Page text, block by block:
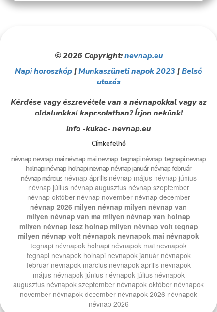
© 2026 Copyright:nevnap.eu
Napi horoszkóp|Munkaszüneti napok 2023|Belső
utazás
Kérdése vagy észrevétele van a névnapokkal vagy az
oldalunkkal kapcsolatban? Írjon nekünk!
info -kukac- nevnap.eu
Címkefelhő
névnap nevnap mai névnap mai nevnap tegnapi névnap tegnapi nevnap
holnapi névnap holnapi nevnap névnap január névnap február
névnap március névnap április névnap május névnap június
névnap július névnap augusztus névnap szeptember
névnap október névnap november névnap december
névnap 2026 milyen névnap milyen névnap van
milyen névnap van ma milyen névnap van holnap
milyen névnap lesz holnap milyen névnap volt tegnap
milyen névnap volt névnapok nevnapok mai névnapok
tegnapi névnapok holnapi névnapok mai nevnapok
tegnapi nevnapok holnapi nevnapok január névnapok
február névnapok március névnapok április névnapok
május névnapok június névnapok július névnapok
augusztus névnapok szeptember névnapok október névnapok
november névnapok december névnapok 2026 névnapok
névnap 2026